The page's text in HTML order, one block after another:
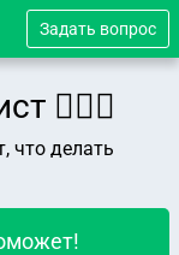
Задать вопрос
👨🏻‍⚖️
что делать